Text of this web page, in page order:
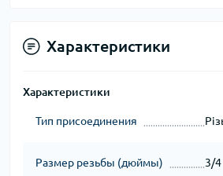
Характеристики
Характеристики
Тип присоединения
Размер резьбы (дюймы) 3/4